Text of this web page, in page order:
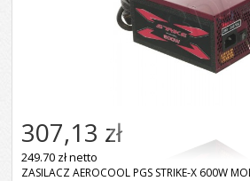
307,13 zł
249.70 zł netto
ZASILACZ AEROCOOL PGS STRIKE-X 600W